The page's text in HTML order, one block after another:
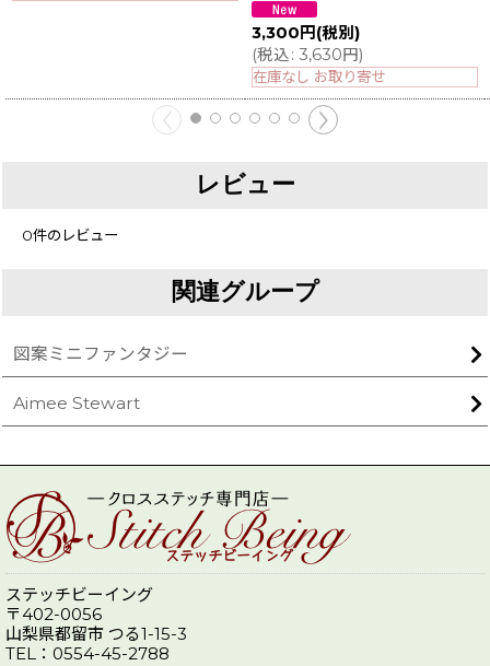
3,300 円 (税別)
(税込: 3,630円)
在庫なし お取り寄せ
レビュー
0件のレビュー
関連グループ
図案ミニファンタジー
Aimee Stewart
ステッチビーイング
〒402-0056
山梨県都留市 つる1-15-3
TEL：0554-45-2788